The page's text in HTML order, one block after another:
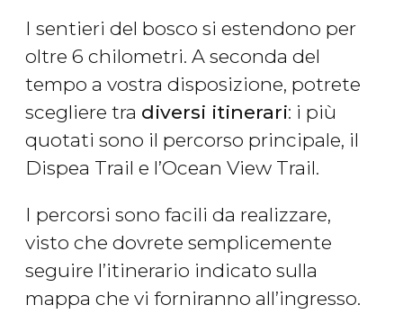
I sentieri del bosco si estendono per
oltre 6 chilometri. A seconda del
tempo a vostra disposizione, potrete
scegliere tra diversi itinerari: i più
quotati sono il percorso principale, il
Dispea Trail e l’Ocean View Trail.
I percorsi sono facili da realizzare,
visto che dovrete semplicemente
seguire l’itinerario indicato sulla
mappa che vi forniranno all’ingresso.